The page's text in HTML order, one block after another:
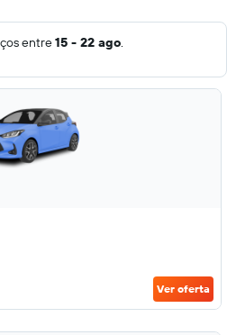
entre15 - 22 ago.
Ver oferta